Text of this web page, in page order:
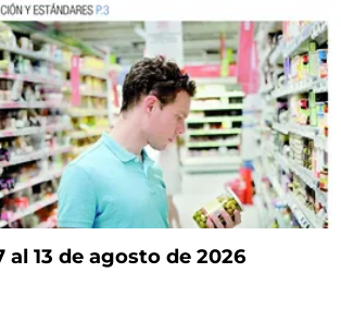
al 13 de agosto de 2026